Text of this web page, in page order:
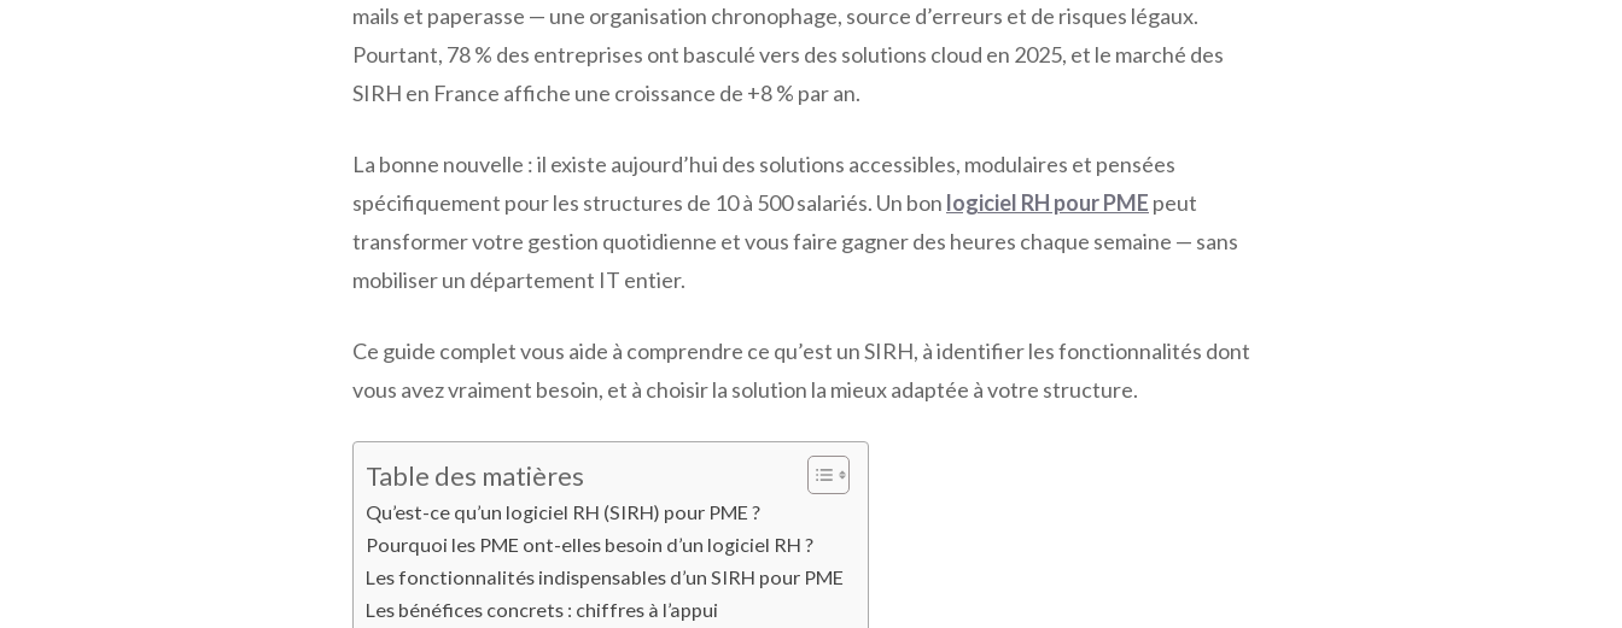
mails et paperasse — une organisation chronophage, source d’erreurs et de risques légaux.
Pourtant, 78 % des entreprises ont basculé vers des solutions cloud en 2025, et le marché des
SIRH en France affiche une croissance de +8 % par an.
La bonne nouvelle : il existe aujourd’hui des solutions accessibles, modulaires et pensées
spécifiquement pour les structures de 10 à 500 salariés. Un bon logiciel RH pour PME peut
transformer votre gestion quotidienne et vous faire gagner des heures chaque semaine — sans
mobiliser un département IT entier.
Ce guide complet vous aide à comprendre ce qu’est un SIRH, à identifier les fonctionnalités dont
vous avez vraiment besoin, et à choisir la solution la mieux adaptée à votre structure.
Table des matières
Qu’est-ce qu’un logiciel RH (SIRH) pour PME ?
Pourquoi les PME ont-elles besoin d’un logiciel RH ?
Les fonctionnalités indispensables d’un SIRH pour PME
Les bénéfices concrets : chiffres à l’appui